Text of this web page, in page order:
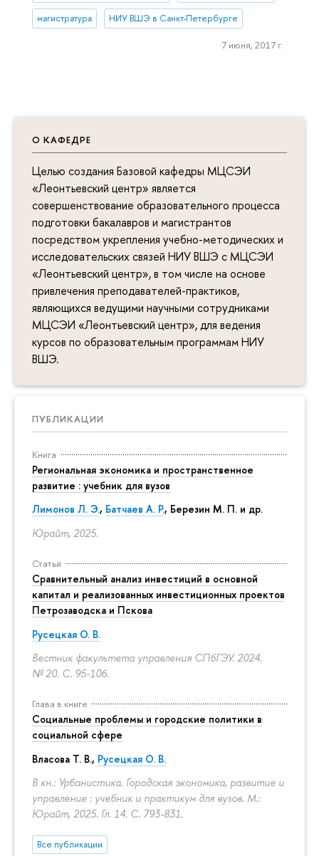
О КАФЕДРЕ
Целью создания Базовой кафедры МЦСЭИ
«Леонтьевский центр» является
совершенствование образовательного процесса
подготовки бакалавров и магистрантов
посредством укрепления учебно-методических и
исследовательских связей НИУ ВШЭ с МЦСЭИ
«Леонтьевский центр», в том числе на основе
привлечения преподавателей-практиков,
являющихся ведущими научными сотрудниками
МЦСЭИ «Леонтьевский центр», для ведения
курсов по образовательным программам НИУ
ВШЭ.
ПУБЛИКАЦИИ
Книга
Региональная экономика и пространственное
развитие : учебник для вузов
Лимонов Л. Э., Батчаев А. Р., Березин М. П. и др.
Юрайт, 2025.
Статья
Сравнительный анализ инвестиций в основной
капитал и реализованных инвестиционных проектов
Петрозаводска и Пскова
Русецкая О. В.
Вестник факультета управления СПбГЭУ. 2024.
№ 20. С. 95-106.
Глава в книге
Социальные проблемы и городские политики в
социальной сфере
Власова Т. В., Русецкая О. В.
В кн.: Урбанистика. Городская экономика, развитие и
управление : учебник и практикум для вузов. М.:
Юрайт, 2025. Гл. 14. С. 793-831.
Все публикации
магистратура НИУ ВШЭ в Санкт-Петербурге
7 июня, 2017 г.